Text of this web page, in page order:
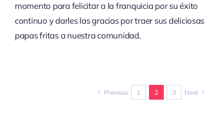
momento para felicitar a la franquicia por su éxito
continuo y darles las gracias por traer sus deliciosas
papas fritas a nuestra comunidad.
Previous 1 2 3 Next